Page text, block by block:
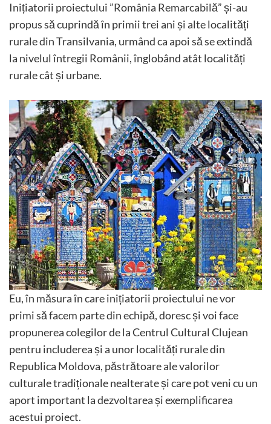
Inițiatorii proiectului ”România Remarcabilă” și-au
propus să cuprindă în primii trei ani și alte localități
rurale din Transilvania, urmând ca apoi să se extindă
la nivelul întregii Românii, înglobând atât localități
rurale cât și urbane.
Eu, în măsura în care inițiatorii proiectului ne vor
primi să facem parte din echipă, doresc și voi face
propunerea colegilor de la Centrul Cultural Clujean
pentru includerea și a unor localități rurale din
Republica Moldova, păstrătoare ale valorilor
culturale tradiționale nealterate și care pot veni cu un
aport important la dezvoltarea și exemplificarea
acestui proiect.